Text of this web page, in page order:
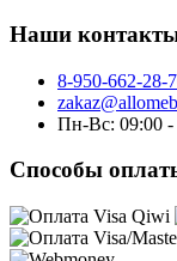
Наши
8-950-662-28-
Пн-Вс: 09:00 -
Способы